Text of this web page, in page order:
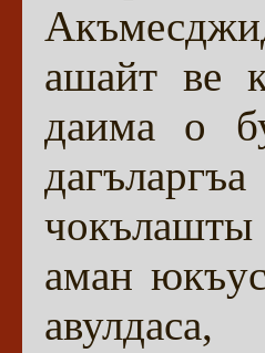
ашайт ве
даима о
чокълашты
аман